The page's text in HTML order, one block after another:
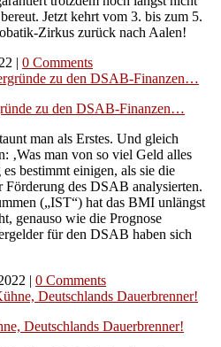
Jetzt kehrt vom 3. bis zum 5.
Zirkus zurück nach Aalen!
| 0 Comments
zu den DSAB-Finanzen…
man als Erstes. Und gleich
‚Was man von so viel Geld alles
bestimmt einigen, als sie die
Förderung des DSAB analysierten.
(„IST“) hat das BMI unlängst
genauso wie die Prognose
für den DSAB haben sich
| 0 Comments
Deutschlands Dauerbrenner!